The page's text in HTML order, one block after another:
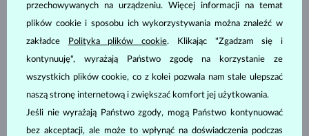
przechowywanych na urządzeniu. Więcej informacji na temat
plików cookie i sposobu ich wykorzystywania można znaleźć w
zakładce
Polityka plików cookie. Klikając "Zgadzam się i
kontynuuję", wyrażają Państwo zgodę na korzystanie ze
wszystkich plików cookie, co z kolei pozwala nam stale ulepszać
naszą stronę internetową i zwiększać komfort jej użytkowania.
Jeśli nie wyrażają Państwo zgody, mogą Państwo kontynuować
bez akceptacji, ale może to wpłynąć na doświadczenia podczas